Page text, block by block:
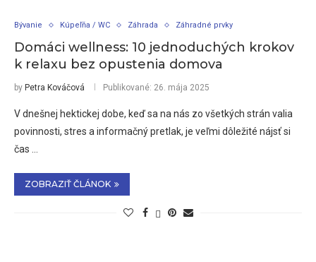
Bývanie Kúpeľňa / WC Záhrada Záhradné prvky
Domáci wellness: 10 jednoduchých krokov
k relaxu bez opustenia domova
by Petra Kováčová Publikované: 26. mája 2025
V dnešnej hektickej dobe, keď sa na nás zo všetkých strán valia
povinnosti, stres a informačný pretlak, je veľmi dôležité nájsť si
čas …
ZOBRAZIŤ ČLÁNOK